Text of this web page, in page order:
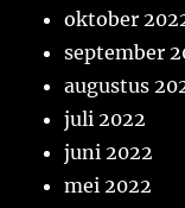
oktober
september
augustus
juli 2022
juni 2022
mei 2022